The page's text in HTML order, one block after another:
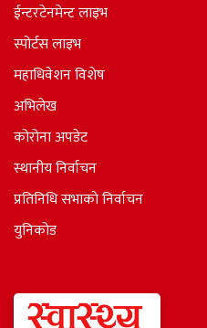
ईन्टरटेनमेन्ट लाइभ
स्पोर्टस लाइभ
महाधिवेशन विशेष
अभिलेख
कोरोना अपडेट
स्थानीय निर्वाचन
प्रतिनिधि सभाकाे निर्वाचन
युनिकोड